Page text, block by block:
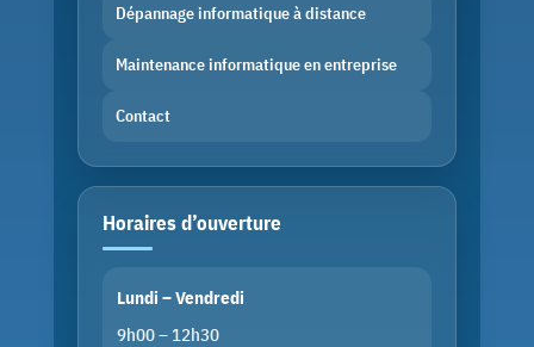
Dépannage informatique à distance
Maintenance informatique en entreprise
Contact
Horaires d’ouverture
Lundi – Vendredi
9h00 – 12h30